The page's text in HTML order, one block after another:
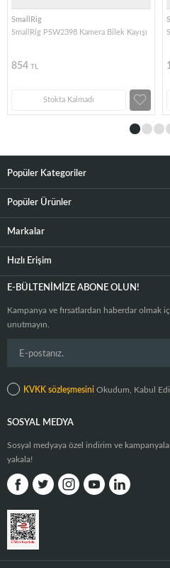
SmallRig
SmallRig PSW2398 Kamera Bilek Kayışı
854 TL
Stokta Kalmadı
Popüler Kategoriler
Popüler Ürünler
Markalar
Hızlı Erişim
E-BÜLTENIMIZE ABONE OLUN!
Kampanya ve fırsatlardan haberdar olmak
unutmayın.
KVKK sözleşmesini Okudum, Kabul
SOSYAL MEDYA
Sosyal medyaya özel indirim ve
yakala!